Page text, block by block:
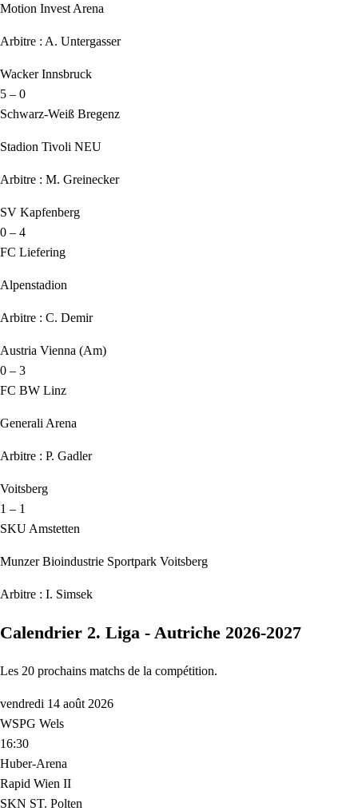
Motion Invest Arena
Arbitre : A. Untergasser
Wacker Innsbruck
5 – 0
Schwarz-Weiß Bregenz
Stadion Tivoli NEU
Arbitre : M. Greinecker
SV Kapfenberg
0 – 4
FC Liefering
Alpenstadion
Arbitre : C. Demir
Austria Vienna (Am)
0 – 3
FC BW Linz
Generali Arena
Arbitre : P. Gadler
Voitsberg
1 – 1
SKU Amstetten
Munzer Bioindustrie Sportpark Voitsberg
Arbitre : I. Simsek
Calendrier 2. Liga - Autriche 2026-2027
Les 20 prochains matchs de la compétition.
vendredi 14 août 2026
WSPG Wels
16:30
Huber-Arena
Rapid Wien II
SKN ST. Polten